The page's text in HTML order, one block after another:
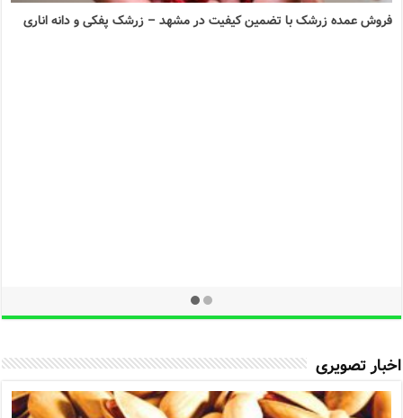
پخش زرشک قرمز مرغوب در کرج
اخبار تصویری